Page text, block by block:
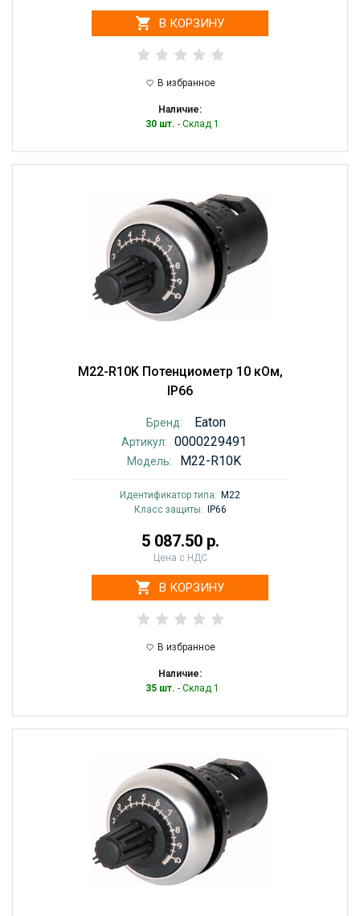
В КОРЗИНУ
В избранное
Наличие:
30 шт. - Склад 1
M22-R10K Потенциометр 10 кОм,
IP66
Бренд: Eaton
Артикул: 0000229491
Модель: M22-R10K
Идентификатор типа: M22
Класс защиты:
IP66
5 087.50 р.
Цена с НДС
В КОРЗИНУ
В избранное
Наличие:
35 шт. - Склад 1